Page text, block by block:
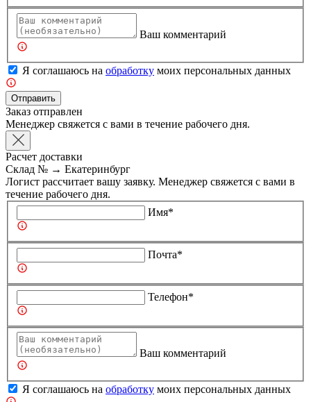
Ваш комментарий
Я соглашаюсь на обработку моих персональных данных
Отправить
Заказ отправлен
Менеджер свяжется с вами в течение рабочего дня.
Расчет доставки
Склад № → Екатеринбург
Логист рассчитает вашу заявку. Менеджер свяжется с вами в
течение рабочего дня.
Имя*
Почта*
Телефон*
Ваш комментарий
Я соглашаюсь на обработку моих персональных данных